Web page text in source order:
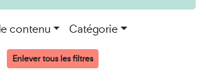
contenu Catégorie
Enlever tous les filtres